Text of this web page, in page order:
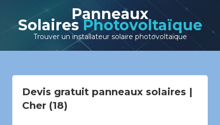
Panneaux
Solaires Photovoltaïque
Trouver un installateur solaire photovoltaïque
Devis gratuit panneaux solaires |
Cher (18)